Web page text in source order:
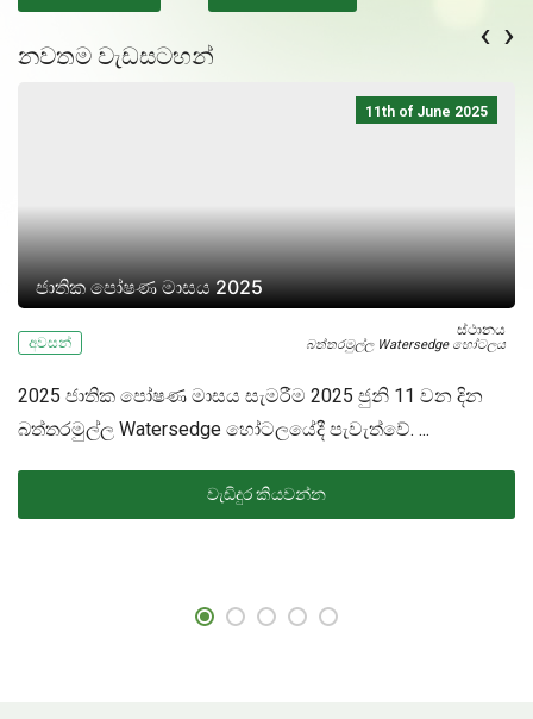
නවතම වැඩසටහන්
11th of June 2025
ජාතික පෝෂණ මාසය 2025
අවසන්
ස්ථානය
බත්තරමුල්ල Watersedge හෝටලය
2025 ජාතික පෝෂණ මාසය සැමරීම 2025 ජුනි 11 වන දින
බත්තරමුල්ල Watersedge හෝටලයේදී පැවැත්වේ. ...
වැඩිදුර කියවන්න
‹ ›